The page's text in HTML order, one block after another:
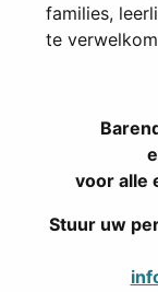
families,
te
voor alle
Stuur uw